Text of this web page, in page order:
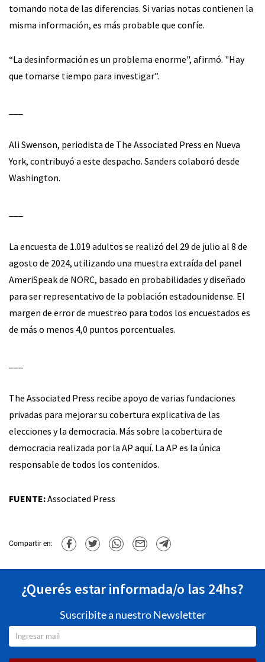
tomando nota de las diferencias. Si varias notas contienen la
misma información, es más probable que confíe.
“La desinformación es un problema enorme", afirmó. "Hay
que tomarse tiempo para investigar”.
Ali Swenson, periodista de The Associated Press en Nueva
York, contribuyó a este despacho. Sanders colaboró desde
Washington.
La encuesta de 1.019 adultos se realizó del 29 de julio al 8 de
agosto de 2024, utilizando una muestra extraída del panel
AmeriSpeak de NORC, basado en probabilidades y diseñado
para ser representativo de la población estadounidense. El
margen de error de muestreo para todos los encuestados es
de más o menos 4,0 puntos porcentuales.
The Associated Press recibe apoyo de varias fundaciones
privadas para mejorar su cobertura explicativa de las
elecciones y la democracia. Más sobre la cobertura de
democracia realizada por la AP aquí. La AP es la única
responsable de todos los contenidos.
FUENTE:Associated Press
Compartir en:
¿Querés estar informada/o las 24hs?
Suscribite a nuestro Newsletter